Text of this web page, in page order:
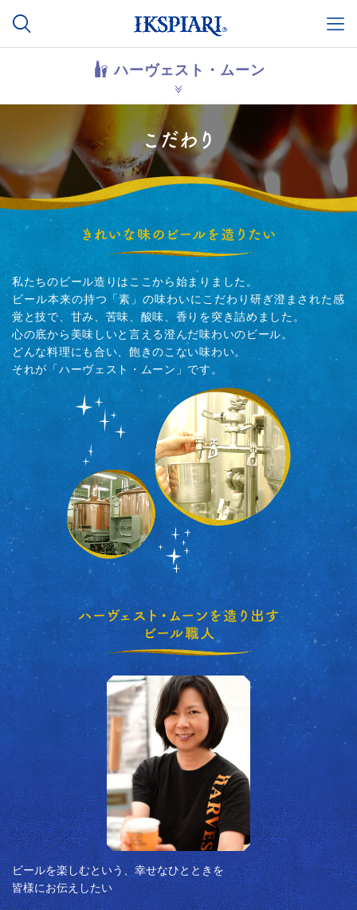
ハーヴェスト・ムーン
私たちのビール造りはここから始まりました。
ビール本来の持つ「素」の味わいにこだわり研ぎ澄まされた感
覚と技で、甘み、苦味、酸味、香りを突き詰めました。
心の底から美味しいと言える澄んだ味わいのビール。
どんな料理にも合い、飽きのこない味わい。
それが「ハーヴェスト・ムーン」です。
ビールを楽しむという、幸せなひとときを
皆様にお伝えしたい